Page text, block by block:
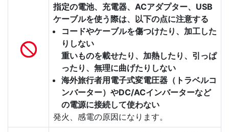
指定の電池、充電器、ACアダプター、USB
ケーブルを使う際は、以下の点に注意する
コードやケーブルを傷つけたり、加工した
りしない
重いものを載せたり、加熱したり、引っぱ
ったり、無理に曲げたりしない
海外旅行者用電子式変電圧器（トラベルコ
ンバーター）やDC/ACインバーターなど
の電源に接続して使わない
発火、感電の原因になります。